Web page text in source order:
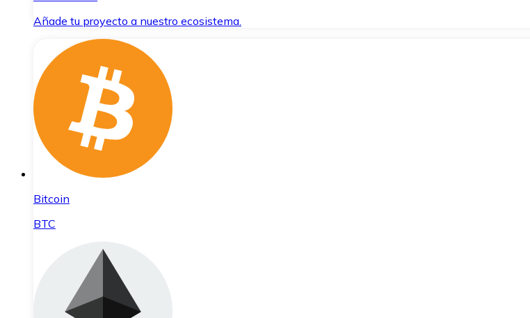
Añade tu proyecto a nuestro ecosistema.
Bitcoin
BTC